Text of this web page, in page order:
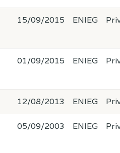
15/09/2015 ENIEG
01/09/2015 ENIEG
12/08/2013 ENIEG
05/09/2003 ENIEG